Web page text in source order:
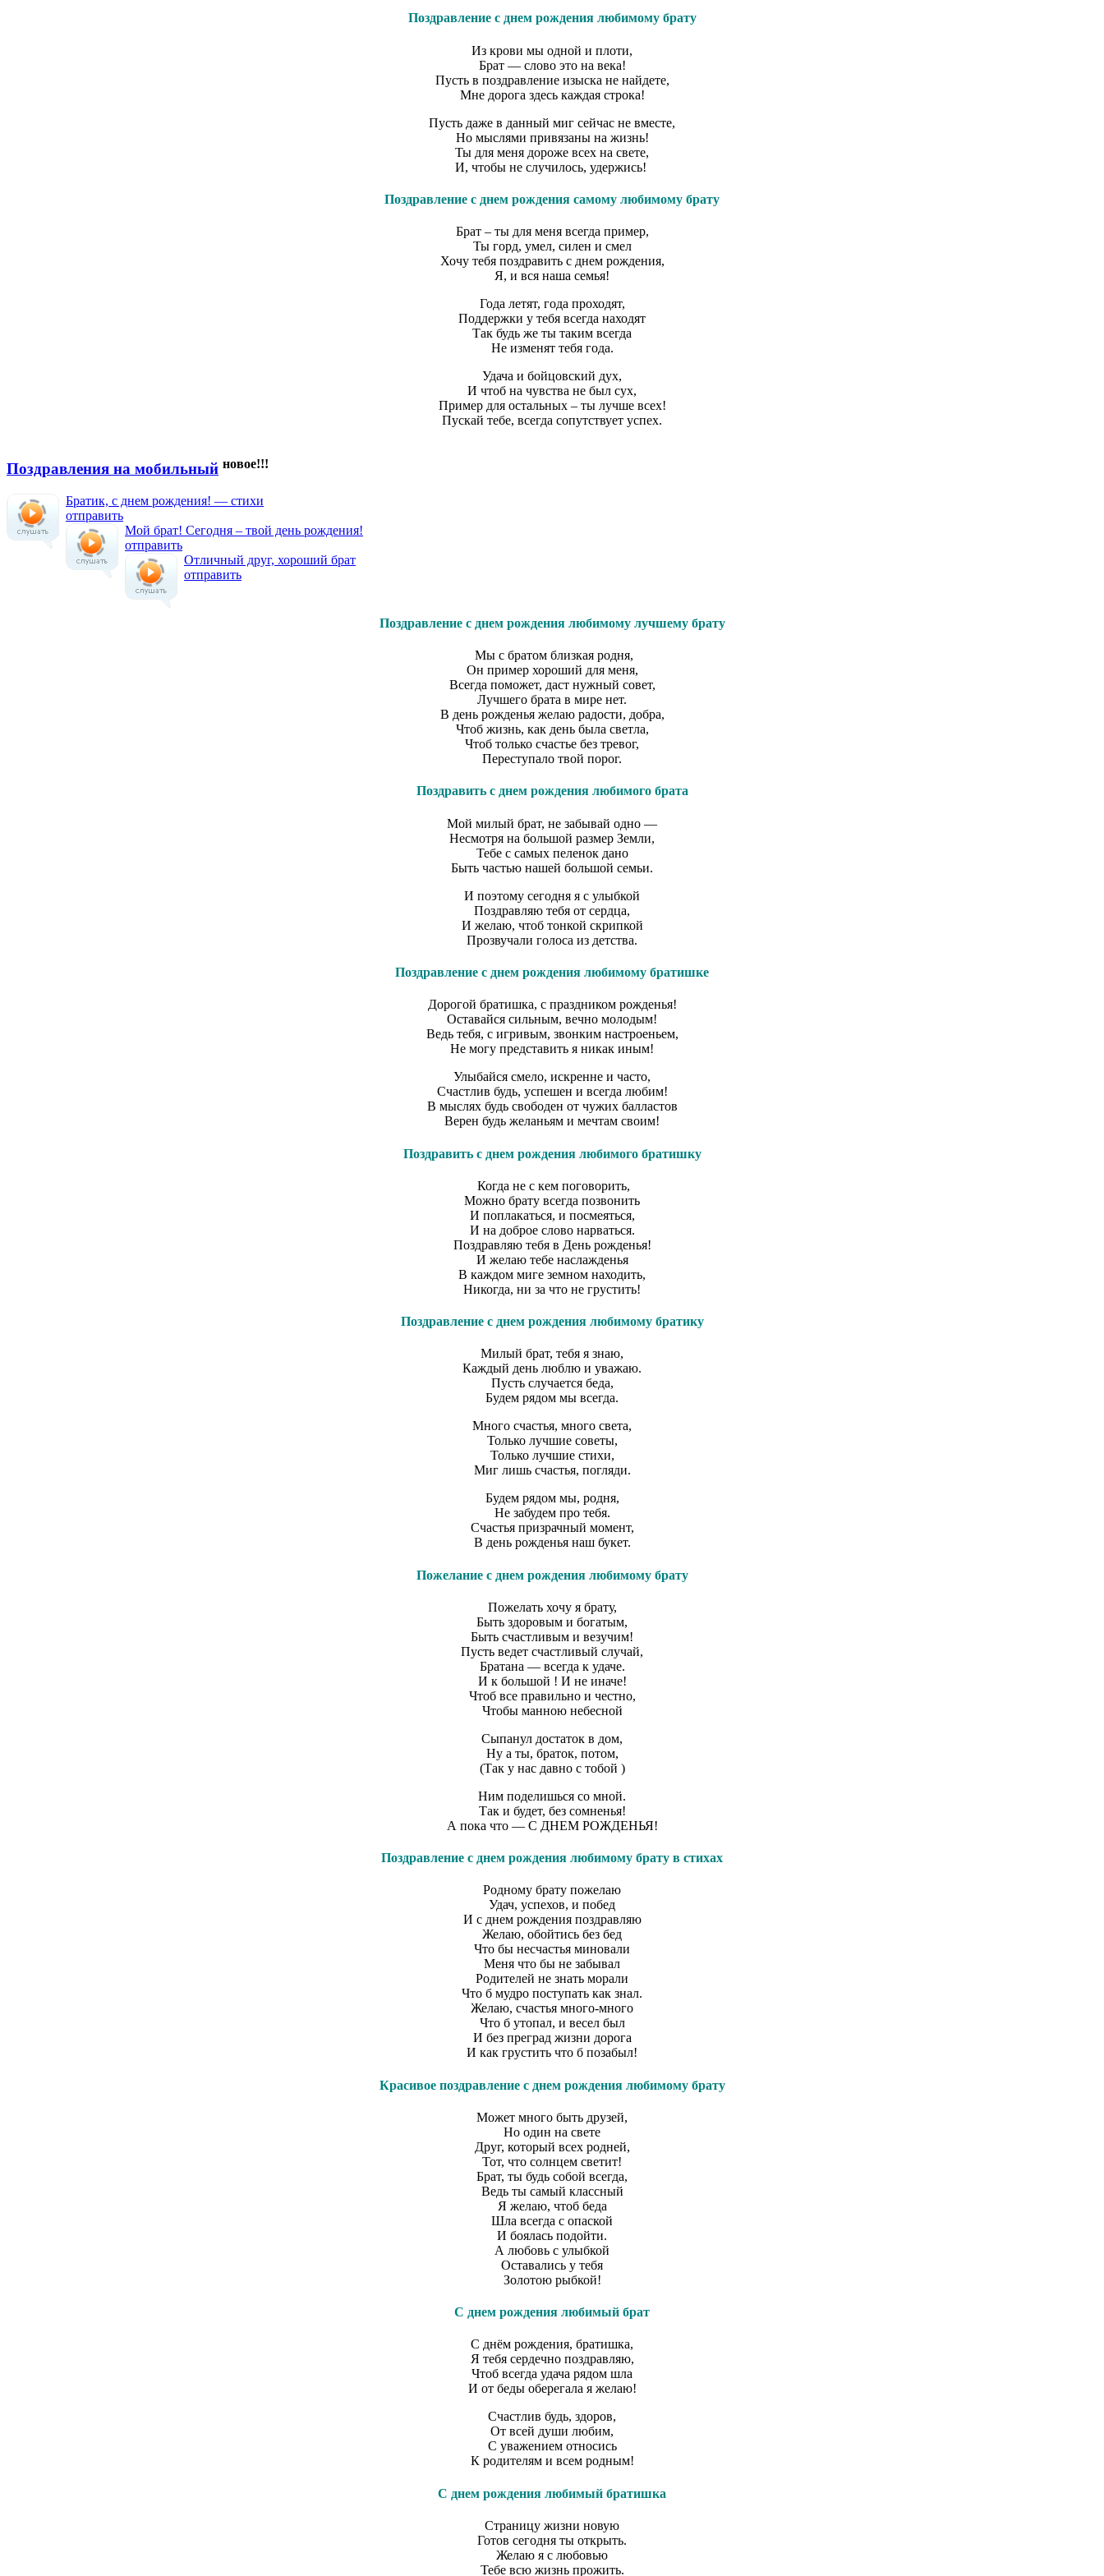
Поздравление с днем рождения любимому брату
Из крови мы одной и плоти,
Брат — слово это на века!
Пусть в поздравление изыска не найдете,
Мне дорога здесь каждая строка!
Пусть даже в данный миг сейчас не вместе,
Но мыслями привязаны на жизнь!
Ты для меня дороже всех на свете,
И, чтобы не случилось, удержись!
Поздравление с днем рождения самому любимому брату
Брат – ты для меня всегда пример,
Ты горд, умел, силен и смел
Хочу тебя поздравить с днем рождения,
Я, и вся наша семья!
Года летят, года проходят,
Поддержки у тебя всегда находят
Так будь же ты таким всегда
Не изменят тебя года.
Удача и бойцовский дух,
И чтоб на чувства не был сух,
Пример для остальных – ты лучше всех!
Пускай тебе, всегда сопутствует успех.
Поздравления на мобильный новое!!!
Братик, с днем рождения! — стихи
отправить
Мой брат! Сегодня – твой день рождения!
отправить
Отличный друг, хороший брат
отправить
Поздравление с днем рождения любимому лучшему брату
Мы с братом близкая родня,
Он пример хороший для меня,
Всегда поможет, даст нужный совет,
Лучшего брата в мире нет.
В день рожденья желаю радости, добра,
Чтоб жизнь, как день была светла,
Чтоб только счастье без тревог,
Переступало твой порог.
Поздравить с днем рождения любимого брата
Мой милый брат, не забывай одно —
Несмотря на большой размер Земли,
Тебе с самых пеленок дано
Быть частью нашей большой семьи.
И поэтому сегодня я с улыбкой
Поздравляю тебя от сердца,
И желаю, чтоб тонкой скрипкой
Прозвучали голоса из детства.
Поздравление с днем рождения любимому братишке
Дорогой братишка, с праздником рожденья!
Оставайся сильным, вечно молодым!
Ведь тебя, с игривым, звонким настроеньем,
Не могу представить я никак иным!
Улыбайся смело, искренне и часто,
Счастлив будь, успешен и всегда любим!
В мыслях будь свободен от чужих балластов
Верен будь желаньям и мечтам своим!
Поздравить с днем рождения любимого братишку
Когда не с кем поговорить,
Можно брату всегда позвонить
И поплакаться, и посмеяться,
И на доброе слово нарваться.
Поздравляю тебя в День рожденья!
И желаю тебе наслажденья
В каждом миге земном находить,
Никогда, ни за что не грустить!
Поздравление с днем рождения любимому братику
Милый брат, тебя я знаю,
Каждый день люблю и уважаю.
Пусть случается беда,
Будем рядом мы всегда.
Много счастья, много света,
Только лучшие советы,
Только лучшие стихи,
Миг лишь счастья, погляди.
Будем рядом мы, родня,
Не забудем про тебя.
Счастья призрачный момент,
В день рожденья наш букет.
Пожелание с днем рождения любимому брату
Пожелать хочу я брату,
Быть здоровым и богатым,
Быть счастливым и везучим!
Пусть ведет счастливый случай,
Братана — всегда к удаче.
И к большой ! И не иначе!
Чтоб все правильно и честно,
Чтобы манною небесной
Сыпанул достаток в дом,
Ну а ты, браток, потом,
(Так у нас давно с тобой )
Ним поделишься со мной.
Так и будет, без сомненья!
А пока что — С ДНЕМ РОЖДЕНЬЯ!
Поздравление с днем рождения любимому брату в стихах
Родному брату пожелаю
Удач, успехов, и побед
И с днем рождения поздравляю
Желаю, обойтись без бед
Что бы несчастья миновали
Меня что бы не забывал
Родителей не знать морали
Что б мудро поступать как знал.
Желаю, счастья много-много
Что б утопал, и весел был
И без преград жизни дорога
И как грустить что б позабыл!
Красивое поздравление с днем рождения любимому брату
Может много быть друзей,
Но один на свете
Друг, который всех родней,
Тот, что солнцем светит!
Брат, ты будь собой всегда,
Ведь ты самый классный
Я желаю, чтоб беда
Шла всегда с опаской
И боялась подойти.
А любовь с улыбкой
Оставались у тебя
Золотою рыбкой!
С днем рождения любимый брат
С днём рождения, братишка,
Я тебя сердечно поздравляю,
Чтоб всегда удача рядом шла
И от беды оберегала я желаю!
Счастлив будь, здоров,
От всей души любим,
С уважением относись
К родителям и всем родным!
С днем рождения любимый братишка
Страницу жизни новую
Готов сегодня ты открыть.
Желаю я с любовью
Тебе всю жизнь прожить.